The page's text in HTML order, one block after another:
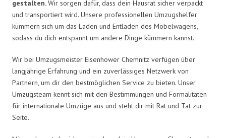
gestalten.Wir sorgen dafür, dass dein Hausrat sicher verpackt
und transportiert wird. Unsere professionellen Umzugshelfer
kümmern sich um das Laden und Entladen des Möbelwagens,
sodass du dich entspannt um andere Dinge kümmern kannst.
Wir bei Umzugsmeister Eisenhower Chemnitz verfügen über
langjährige Erfahrung und ein zuverlässiges Netzwerk von
Partnern, um dir den bestmöglichen Service zu bieten. Unser
Umzugsteam kennt sich mit den Bestimmungen und Formalitäten
für internationale Umzüge aus und steht dir mit Rat und Tat zur
Seite.